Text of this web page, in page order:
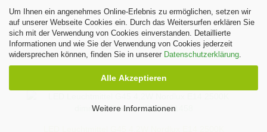
Um Ihnen ein angenehmes Online-Erlebnis zu ermöglichen, setzen wir
auf unserer Webseite Cookies ein. Durch das Weitersurfen erklären Sie
sich mit der Verwendung von Cookies einverstanden. Detaillierte
Informationen und wie Sie der Verwendung von Cookies jederzeit
widersprechen können, finden Sie in unserer Datenschutzerklärung.
Alle Akzeptieren
Weitere Informationen